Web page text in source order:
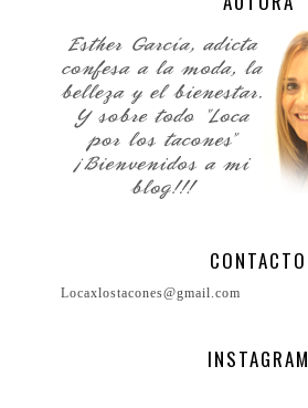
CONTACTO
Locaxlostacones@gmail.com
INSTAGRAM